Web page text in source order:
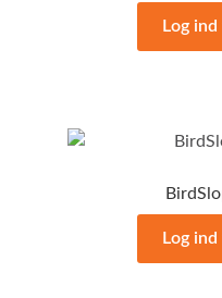
Log
Log